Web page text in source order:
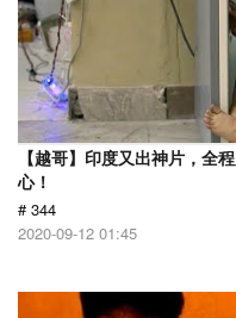
【越哥】印度又出神片，全
心！
# 344
2020-09-12 01:45